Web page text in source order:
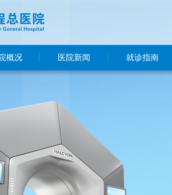
概况
指南
荣誉
班子
执照
医院新闻
媒体看总院
就诊指南